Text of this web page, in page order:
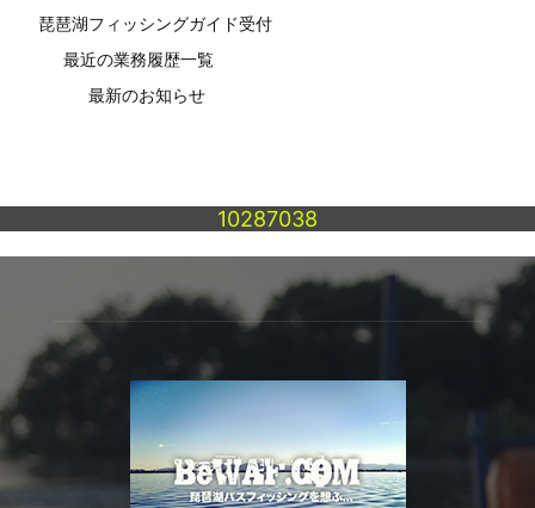
琵琶湖フィッシングガイド受付
最近の業務履歴一覧
最新のお知らせ
10287038